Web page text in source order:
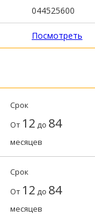
044525600
Посмотреть
Срок
От 12 до 84
месяцев
Срок
От 12 до 84
месяцев